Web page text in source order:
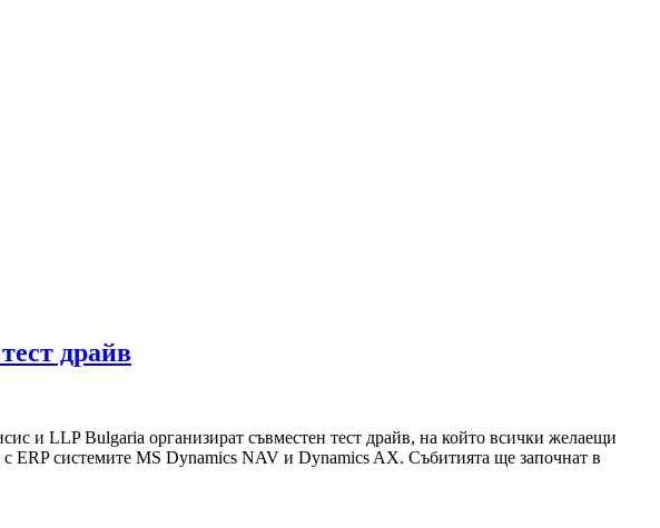
драйв
и LLP Bulgaria организират съвместен тест драйв, на който всички желаещи
ERP системите MS Dynamics NAV и Dynamics AX. Събитията ще започнат в